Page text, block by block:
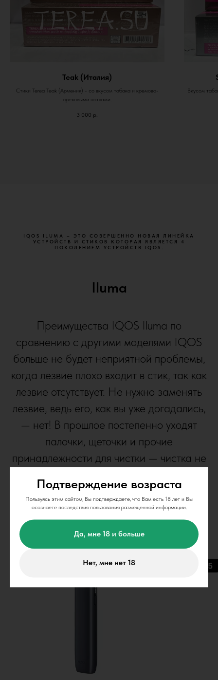
Подтверждение возраста
Пользуясь этим сайтом, Вы подтверждаете, что Вам есть 18 лет и Вы
осознаете последствия пользования размещенной информации.
Да, мне 18 и больше
Нет, мне нет 18
Teak (Италия)
Стики Terea Teak (Армения) - со вкусом табака и кремово-
ореховыми нотками.
3 000 р.
Вкусом
IQOS ILUMA – ЭТО СОВЕРШЕННО НОВАЯ ЛИНЕЙКА
УСТРОЙСТВ И СТИКОВ КОТОРАЯ ЯВЛЯЕТСЯ 4
ПОКОЛЕНИЕМ УСТРОЙСТВ IQOS.
Iluma
Преимущества IQOS Iluma по
сравнению с другими моделями IQOS
больше не будет неприятной проблемы,
когда лезвие плохо входит в стик, так как
лезвие отсутствует. Не нужно заменять
лезвие, ведь его, как вы уже догадались,
— нет! В прошлое постепенно уходят
палочки, щеточки и прочие
принадлежности для чистки — чистка не